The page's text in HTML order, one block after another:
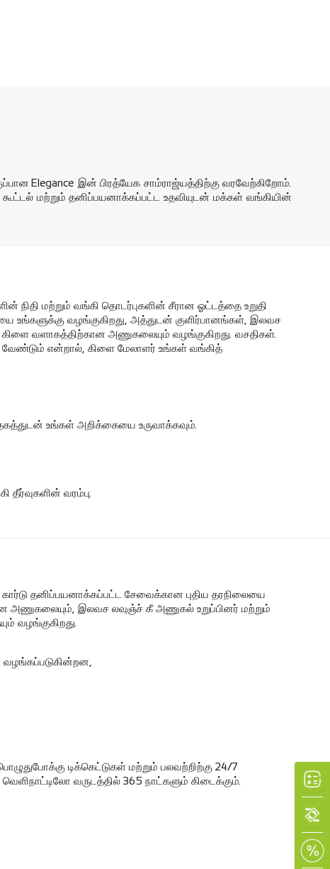
Elegance இன் பிரத்யேக சாம்ராஜ்யத்திற்கு வரவேற்கிறோம்.
கூட்டல் மற்றும் தனிப்பயனாக்கப்பட்ட உதவியுடன் மக்கள் வங்கியின்
நிதி மற்றும் வங்கி தொடர்புகளின் சீரான ஓட்டத்தை உறுதி
உங்களுக்கு வழங்குகிறது, அத்துடன் குளிர்பானங்கள், இலவச
வளாகத்திற்கான அணுகலையும் வழங்குகிறது. வசதிகள்.
என்றால், கிளை மேலாளர் உங்கள் வங்கித்
உங்கள் அறிக்கையை உருவாக்கவும்.
தீர்வுகளின் வரம்பு.
தனிப்பயனாக்கப்பட்ட சேவைக்கான புதிய தரநிலையை
இலவச லவுஞ்ச் கீ அணுகல் உறுப்பினர் மற்றும்
வழங்குகிறது.
டிக்கெட்டுகள் மற்றும் பலவற்றிற்கு 24/7
வருடத்தில் 365 நாட்களும் கிடைக்கும்.
×